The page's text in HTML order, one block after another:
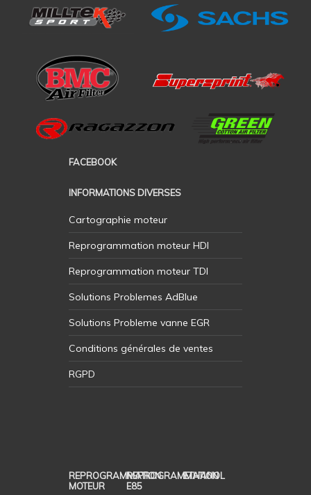
FACEBOOK
INFORMATIONS DIVERSES
Cartographie moteur
Reprogrammation moteur HDI
Reprogrammation moteur TDI
Solutions Problemes AdBlue
Solutions Probleme vanne EGR
Conditions générales de ventes
RGPD
REPROGRAMMATION
MOTEUR
REPROGRAMMATION
E85
ETHANOL